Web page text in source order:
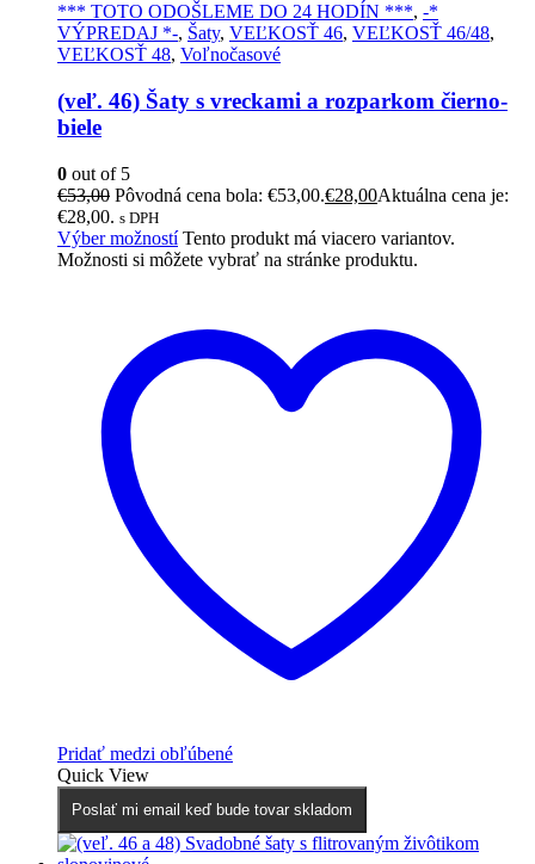
*** TOTO ODOŠLEME DO 24 HODÍN ***, -*
VÝPREDAJ *-, Šaty, VEĽKOSŤ 46, VEĽKOSŤ 46/48,
VEĽKOSŤ 48, Voľnočasové
(veľ. 46) Šaty s vreckami a rozparkom čierno-
biele
0 out of 5
€53,00 Pôvodná cena bola: €53,00.€28,00Aktuálna cena je:
€28,00. s DPH
Výber možností Tento produkt má viacero variantov.
Možnosti si môžete vybrať na stránke produktu.
Pridať medzi obľúbené
Quick View
Poslať mi email keď bude tovar skladom